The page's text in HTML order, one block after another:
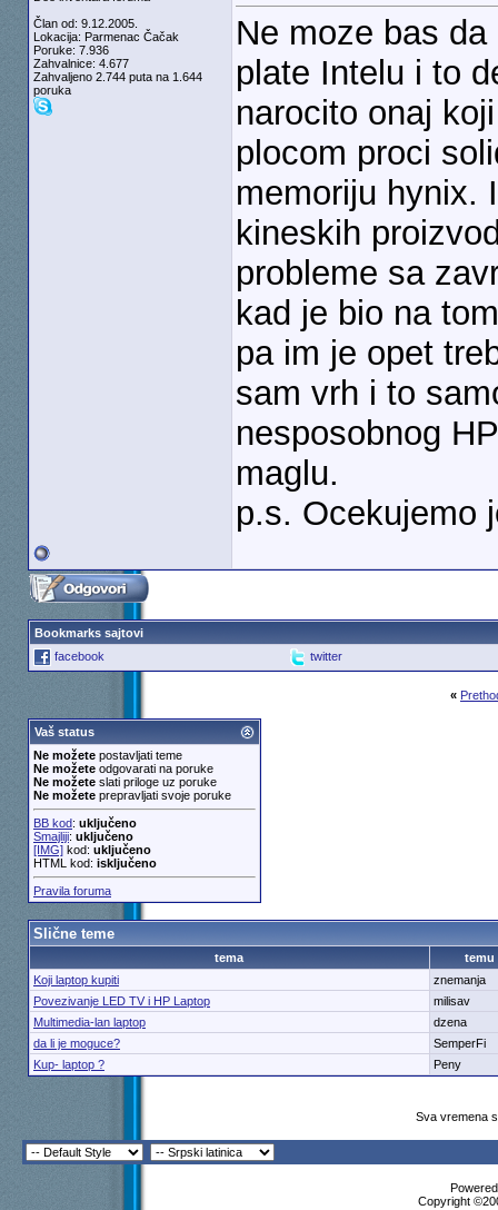
Član od: 9.12.2005.
Lokacija: Parmenac Čačak
Poruke: 7.936
Zahvalnice: 4.677
Zahvaljeno 2.744 puta na 1.644
poruka
Ne moze bas
plate Intelu i to
narocito onaj
plocom proci
memoriju hynix.
kineskih
probleme sa
kad je bio na
pa im je opet
sam vrh i to
nesposobnog
maglu.
p.s. Ocekujemo
Bookmarks sajtovi
facebook
twitter
«
Vaš status
Ne možetepostavljati teme
Ne možeteodgovarati na poruke
Ne možeteslati priloge uz poruke
Ne možeteprepravljati svoje poruke
BB kod: uključeno
Smajliji: uključeno
[IMG]kod: uključeno
HTML kod: isključeno
Pravila foruma
Slične teme
tema
temu
Koji laptop kupiti
znemanja
Povezivanje LED TV i HP Laptop
milisav
Multimedia-lan laptop
dzena
da li je moguce?
SemperFi
Kup- laptop ?
Peny
Sva vremena
Copyright